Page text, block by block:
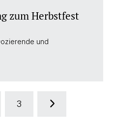
zum Herbstfest
und
3